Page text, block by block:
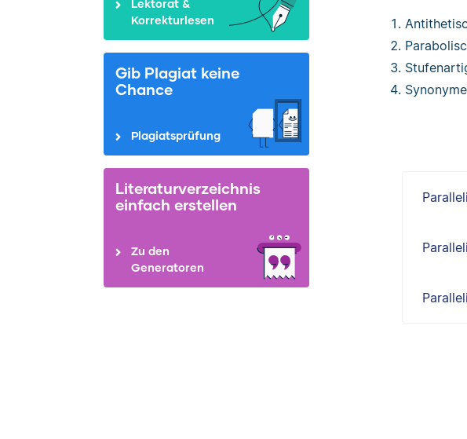
Lektorat &
Korrekturlesen
Gib Plagiat keine
Chance
Plagiatsprüfung
Literaturverzeichnis
einfach erstellen
Zu den
Generatoren